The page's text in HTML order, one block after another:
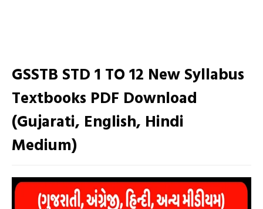
GSSTB STD 1 TO 12 New Syllabus
Textbooks PDF Download
(Gujarati, English, Hindi
Medium)